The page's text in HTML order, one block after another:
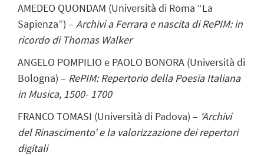
AMEDEO QUONDAM (Università di Roma “La
Sapienza”) – Archivi a Ferrara e nascita di RePIM: in
ricordo di Thomas Walker
ANGELO POMPILIO e PAOLO BONORA (Università di
Bologna) – RePIM: Repertorio della Poesia Italiana
in Musica, 1500- 1700
FRANCO TOMASI (Università di Padova) – ‘Archivi
del Rinascimento' e la valorizzazione dei repertori
digitali